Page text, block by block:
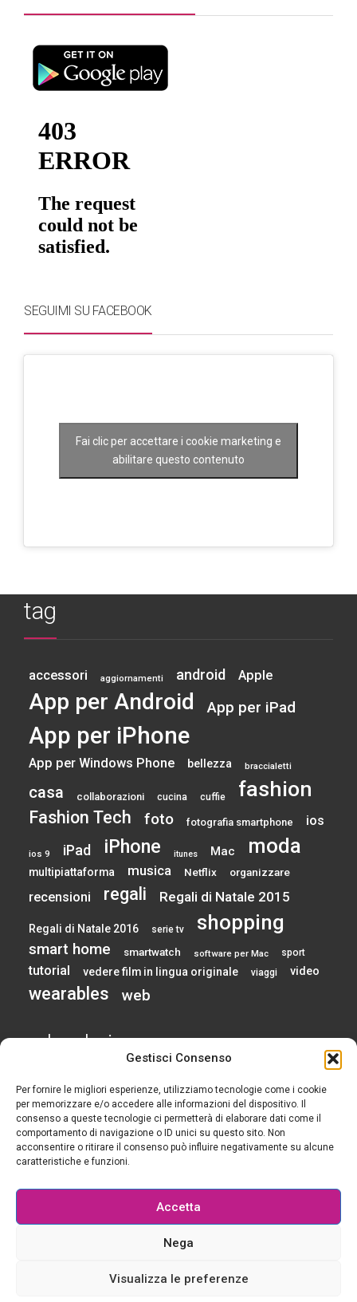
Gestisci Consenso
Per fornire le migliori esperienze, utilizziamo tecnologie come i cookie
per memorizzare e/o accedere alle informazioni del dispositivo. Il
consenso a queste tecnologie ci permetterà di elaborare dati come il
comportamento di navigazione o ID unici su questo sito. Non
acconsentire o ritirare il consenso può influire negativamente su alcune
caratteristiche e funzioni.
Accetta
Nega
Visualizza le preferenze
SEGUIMI SU FACEBOOK
Fai clic per accettare i cookie marketing e
abilitare questo contenuto
tag
accessori aggiornamenti android Apple
App per Android App per iPad
App per iPhone
App per Windows Phone bellezza braccialetti
casa collaborazioni cucina cuffie fashion
Fashion Tech foto fotografia smartphone ios
ios 9 iPad iPhone itunes Mac moda
multipiattaforma musica Netflix organizzare
recensioni regali Regali di Natale 2015
Regali di Natale 2016 serie tv shopping
smart home smartwatch software per Mac sport
tutorial vedere film in lingua originale viaggi video
wearables web
calendario
AGOSTO 2026
L M M G V S
1
2
10
11 12 13 14 15
16
20